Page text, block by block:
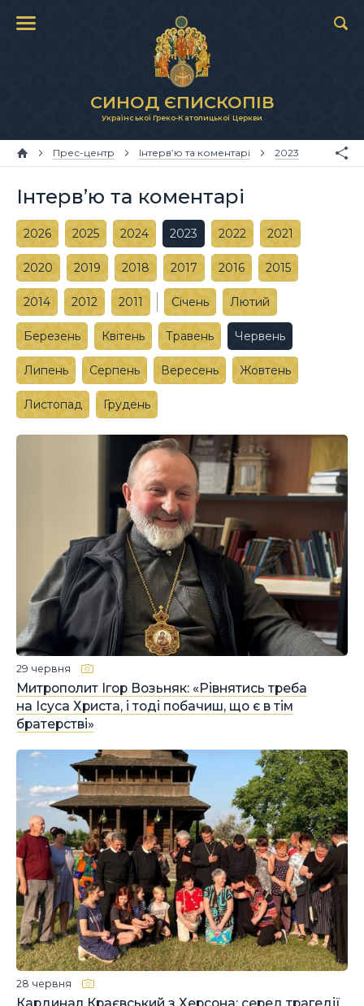
СИНОД ЄПИСКОПІВ
Української Греко-Католицької Церкви
Прес-центр Інтерв’ю та коментарі 2023
Інтерв’ю та коментарі
2026 2025 2024 2023 2022 2021
2020 2019 2018 2017 2016 2015
2014 2012 2011 Січень Лютий
Березень Квітень Травень Червень
Липень Серпень Вересень Жовтень
Листопад Грудень
Митрополит Ігор Возьняк: «Рівнятись треба
на Ісуса Христа, і тоді побачиш, що є в тім
братерстві»
29 червня
28 червня